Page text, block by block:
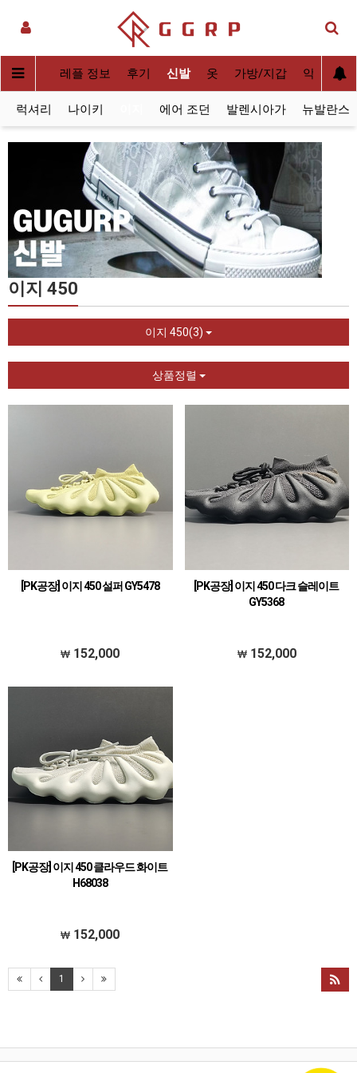
사[QC] 레플 정보 후기 신발 옷 가방/지갑 악세사리
럭셔리 나이키 에어 조던 발렌시아가 뉴발란스
이지 450
이지 450(3)
상품정렬
[PK공장] 이지 450 설퍼 GY5478
152,000
[PK공장] 이지 450 다크 슬레이트
GY5368
152,000
[PK공장] 이지 450 클라우드 화이트
H68038
152,000
1